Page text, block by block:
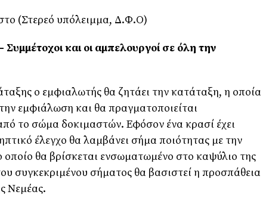
(Στερεό υπόλειμμα, Δ.Φ.Ο)
Συμμέτοχοι και οι αμπελουργοί σε όλη την
ο εμφιαλωτής θα ζητάει την κατάταξη, η οποία
εμφιάλωση και θα πραγματοποιείται
το σώμα δοκιμαστών. Εφόσον ένα κρασί έχει
έλεγχο θα λαμβάνει σήμα ποιότητας με την
οποίο θα βρίσκεται ενσωματωμένο στο καψύλιο της
συγκεκριμένου σήματος θα βασιστεί η προσπάθεια
Νεμέας.